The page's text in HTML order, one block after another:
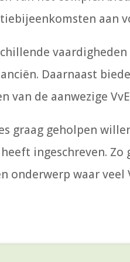
aan
Daarnaast
van de aanwezige
graag geholpen
ingeschreven.
onderwerp waar